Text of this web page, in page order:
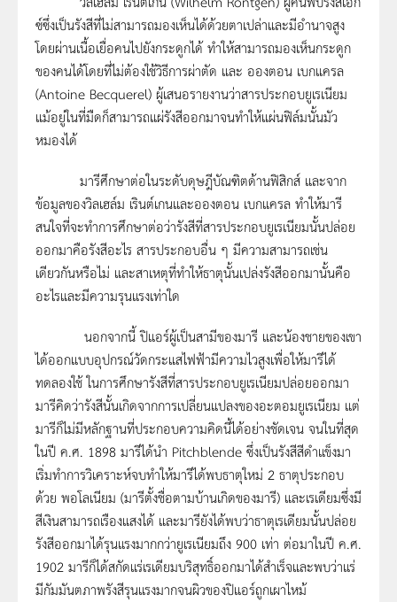
ซ์ซึ่งเป็นรังสีที่ไม่สามารถมองเห็นได้ด้วยตาเปล่าและมีอำนาจสูง
โดยผ่านเนื้อเยื่อคนไปยังกระดูกได้ ทำให้สามารถมองเห็นกระดูก
ของคนได้โดยที่ไม่ต้องใช้วิธีการผ่าตัด และ อองตอน เบกแครล
(Antoine Becquerel) ผู้เสนอรายงานว่าสารประกอบยูเรเนียม
แม้อยู่ในที่มืดก็สามารถแผ่รังสีออกมาจนทำให้แผ่นฟิล์มนั้นมัว
หมองได้
มารีศึกษาต่อในระดับดุษฎีบัณฑิตด้านฟิสิกส์ และจาก
ข้อมูลของวิลเฮล์ม เรินต์เกนและอองตอน เบกแครล ทำให้มารี
สนใจที่จะทำการศึกษาต่อว่ารังสีที่สารประกอบยูเรเนียมนั้นปล่อย
ออกมาคือรังสีอะไร สารประกอบอื่น ๆ มีความสามารถเช่น
เดียวกันหรือไม่ และสาเหตุที่ทำให้ธาตุนั้นเปล่งรังสีออกมานั้นคือ
อะไรและมีความรุนแรงเท่าใด
นอกจากนี้ ปิแอร์ผู้เป็นสามีของมารี และน้องชายของเขา
ได้ออกแบบอุปกรณ์วัดกระแสไฟฟ้ามีความไวสูงเพื่อให้มารีได้
ทดลองใช้ ในการศึกษารังสีที่สารประกอบยูเรเนียมปล่อยออกมา
มารีคิดว่ารังสีนั้นเกิดจากการเปลี่ยนแปลงของอะตอมยูเรเนียม แต่
มารีก็ไม่มีหลักฐานที่ประกอบความคิดนี้ได้อย่างชัดเจน จนในที่สุด
ในปี ค.ศ. 1898 มารีได้นำ Pitchblende ซึ่งเป็นรังสีสีดำแข็งมา
เริ่มทำการวิเคราะห์จบทำให้มารีได้พบธาตุใหม่ 2 ธาตุประกอบ
ด้วย พอโลเนียม (มารีตั้งชื่อตามบ้านเกิดของมารี) และเรเดียมซึ่งมี
สีเงินสามารถเรืองแสงได้ และมารียังได้พบว่าธาตุเรเดียมนั้นปล่อย
รังสีออกมาได้รุนแรงมากกว่ายูเรเนียมถึง 900 เท่า ต่อมาในปี ค.ศ.
1902 มารีก็ได้สกัดแร่เรเดียมบริสุทธิ์ออกมาได้สำเร็จและพบว่าแร่
มีกัมมันตภาพรังสีรุนแรงมากจนผิวของปิแอร์ถูกเผาไหม้